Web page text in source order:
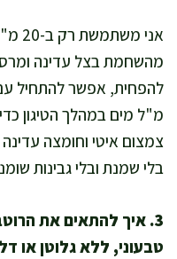
מהשחמת בצל עדינה
מ"ל מים במהלך הטיגון
צמצום איטי וחומצה
בלי שמנת ובלי גבינות
3. איך להתאים את
טבעוני, ללא גלוטן או